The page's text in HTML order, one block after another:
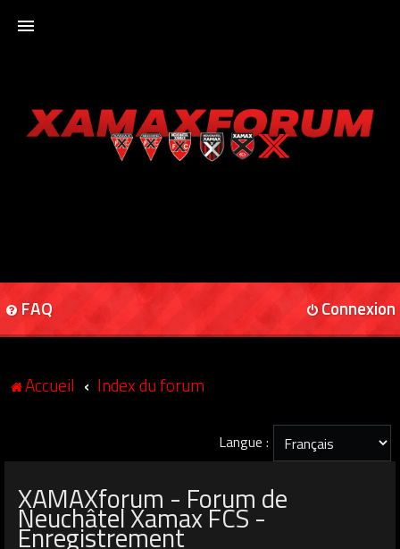
XAMAXFORUM
FAQ Connexion
Accueil Index du forum
Langue :
XAMAXforum - Forum de
Neuchâtel Xamax FCS -
Enregistrement